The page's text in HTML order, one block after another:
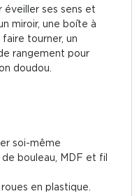
éveiller ses sens et
miroir, une boîte à
tourner, un
rangement pour
doudou.
soi-même
bouleau, MDF et fil
en plastique.